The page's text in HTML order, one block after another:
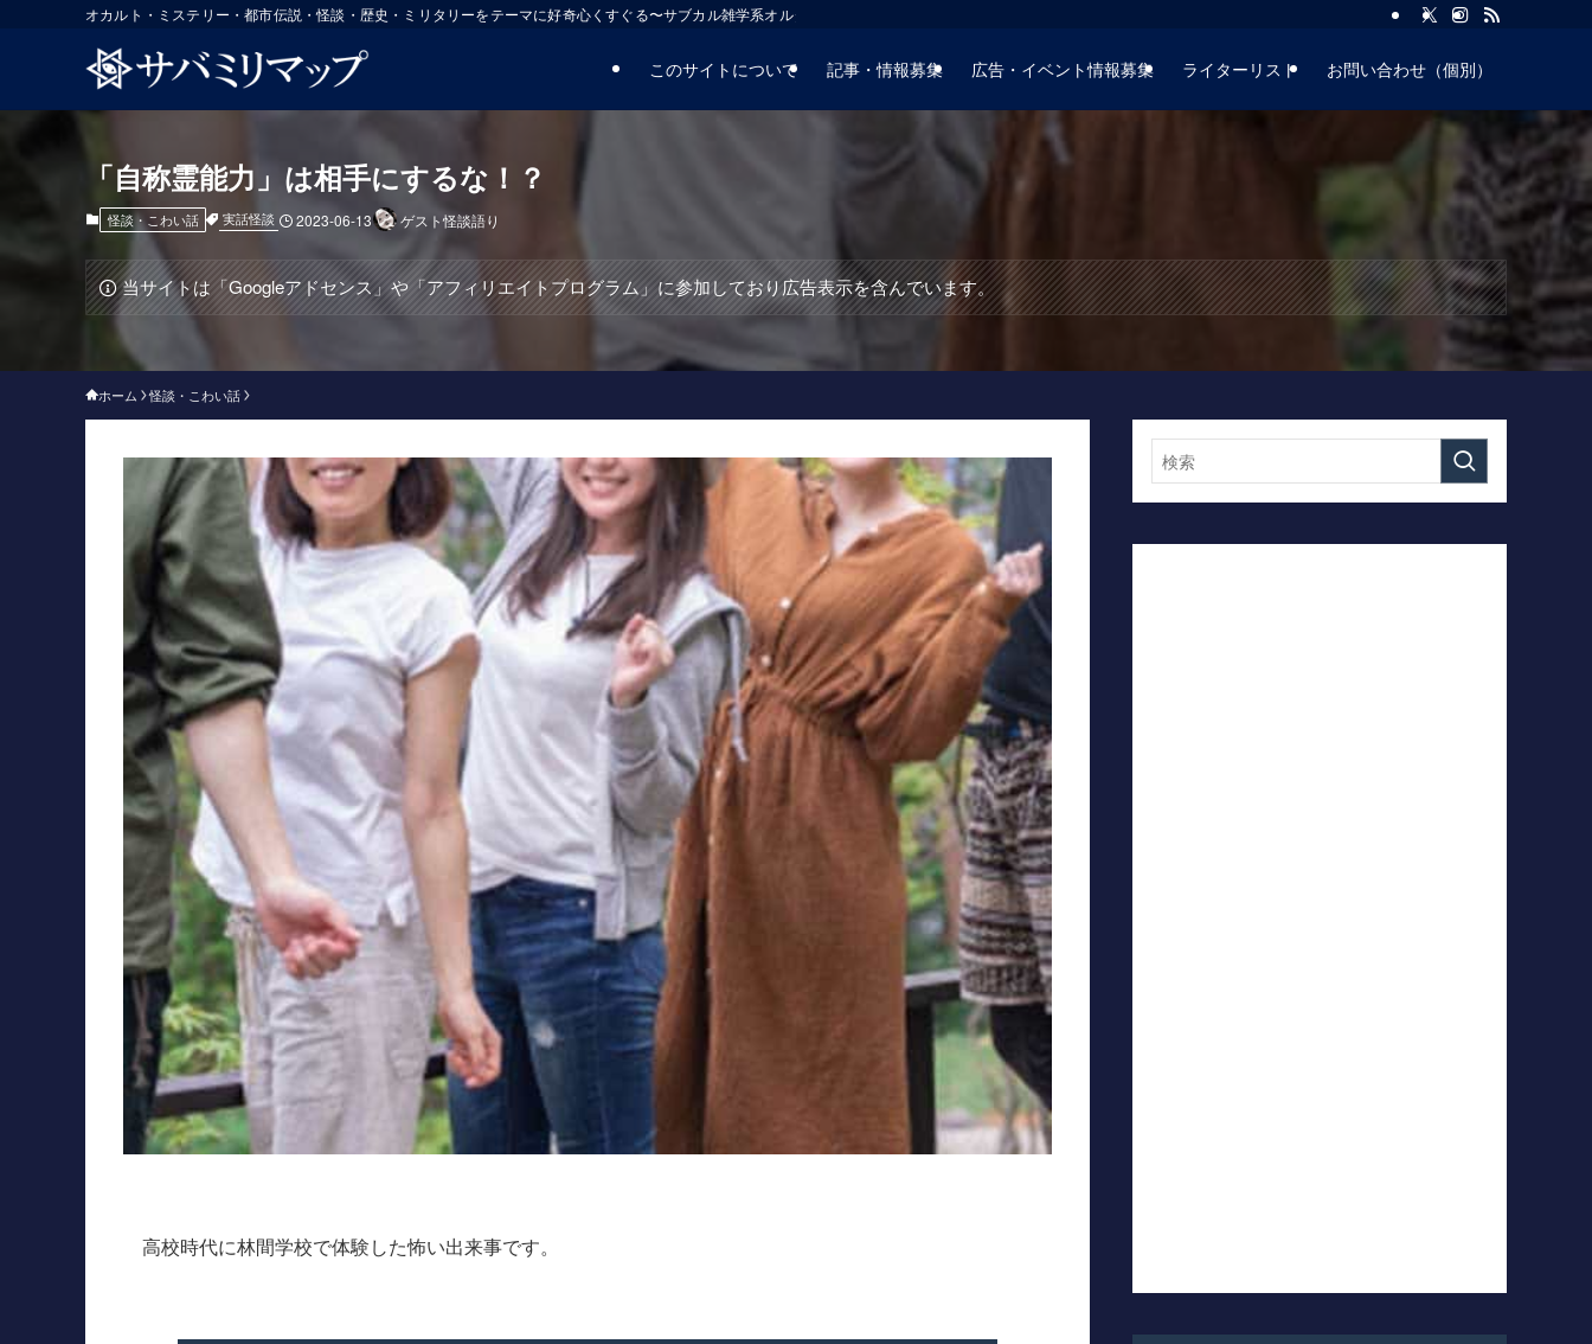
オカルト・ミステリー・都市伝説・怪談・歴史・ミリタリーをテーマに好奇心くすぐる〜サブカル雑学系オルタナティブサイト
このサイトについて 記事・情報募集 広告・イベント情報募集 ライターリスト お問い合わせ（個別）
「自称霊能力」は相手にするな！？
怪談・こわい話 実話怪談 2023-06-13 ゲスト怪談語り
当サイトは「Googleアドセンス」や「アフィリエイトプログラム」に参加しており広告表示を含んでいます。
ホーム 怪談・こわい話
高校時代に林間学校で体験した怖い出来事です。